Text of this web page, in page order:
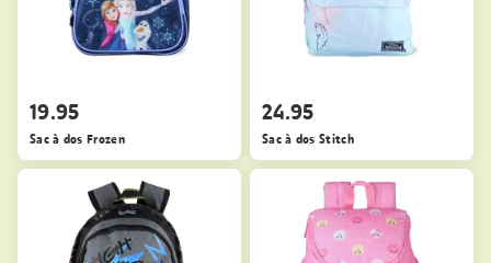
19.95
Sac à dos Frozen
24.95
Sac à dos Stitch